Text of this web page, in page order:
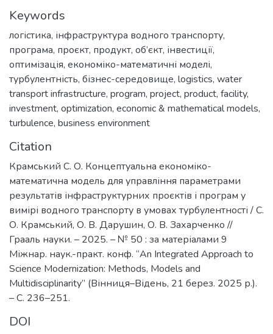
Keywords
логістика, інфраструктура водного транспорту,
програма, проєкт, продукт, об’єкт, інвестиції,
оптимізація, економіко-математичні моделі,
турбулентність, бізнес-середовище, logistics, water
transport infrastructure, program, project, product, facility,
investment, optimization, economic & mathematical models,
turbulence, business environment
Citation
Крамський С. О. Концептуальна економіко-
математична модель для управління параметрами
результатів інфраструктурних проєктів і програм у
вимірі водного транспорту в умовах турбулентності / С.
О. Крамський, О. В. Дарушин, О. В. Захарченко //
Грааль науки. – 2025. – № 50 : за матеріалами 9
Міжнар. наук.-практ. конф. “An Integrated Approach to
Science Modernization: Methods, Models and
Multidisciplinarity” (Вінниця–Відень, 21 берез. 2025 р.).
– С. 236–251.
DOI